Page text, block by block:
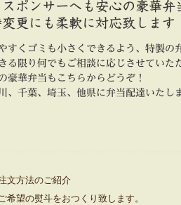
ポンサーへも安心の豪華
更にも柔軟に対応致します
すくゴミも小さくできるよう、特製
る限り何でもご相談に応じさせてい
豪華弁当もこちらからどうぞ！
、千葉、埼玉、他県に弁当配達いたし
文方法のご紹介
希望の熨斗をおつくり致します。